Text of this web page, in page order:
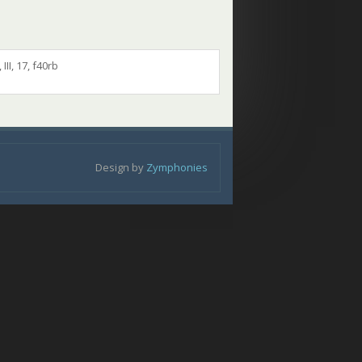
17, f40rb
Design by Zymphonies